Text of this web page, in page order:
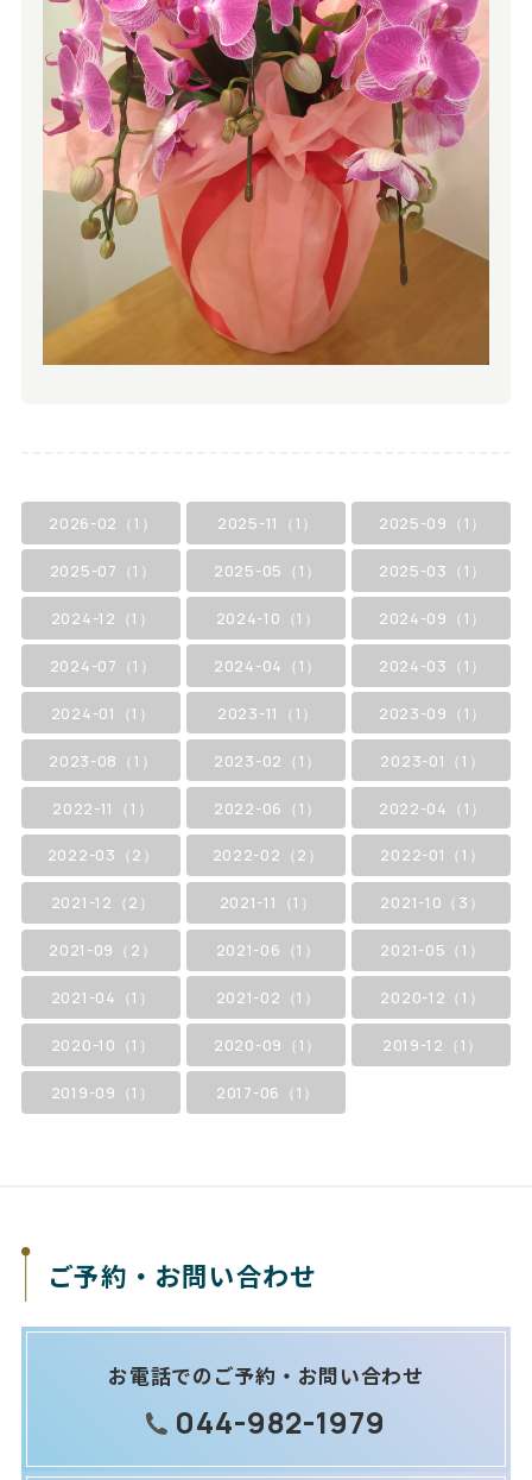
2026-02（1） 2025-11（1） 2025-09（1）
2025-07（1） 2025-05（1） 2025-03（1）
2024-12（1） 2024-10（1） 2024-09（1）
2024-07（1） 2024-04（1） 2024-03（1）
2024-01（1） 2023-11（1） 2023-09（1）
2023-08（1） 2023-02（1） 2023-01（1）
2022-11（1） 2022-06（1） 2022-04（1）
2022-03（2） 2022-02（2） 2022-01（1）
2021-12（2） 2021-11（1） 2021-10（3）
2021-09（2） 2021-06（1） 2021-05（1）
2021-04（1） 2021-02（1） 2020-12（1）
2020-10（1） 2020-09（1） 2019-12（1）
2019-09（1） 2017-06（1）
ご予約・お問い合わせ
お電話でのご予約・お問い合わせ
044-982-1979